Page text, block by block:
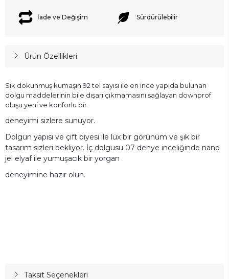
İade ve Değişim Sürdürülebilir
Ürün Özellikleri
Sık dokunmuş kumaşın 92 tel sayısı ile en ince yapıda bulunan
dolgu maddelerinin bile dışarı çıkmamasını sağlayan downprof
oluşu yeni ve konforlu bir
deneyimi sizlere sunuyor.
Dolgun yapısı ve çift biyesi ile lüx bir görünüm ve şık bir
tasarım sizleri bekliyor. İç dolgusu 07 denye inceliğinde nano
jel elyaf ile yumuşacık bir yorgan
deneyimine hazır olun.
Taksit Seçenekleri